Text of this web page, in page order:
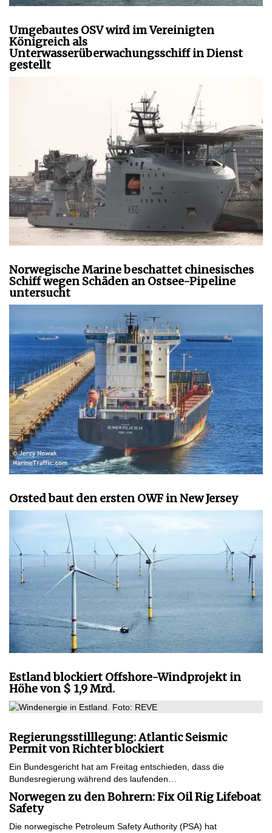
Umgebautes OSV wird im Vereinigten
Königreich als
Unterwasserüberwachungsschiff in Dienst
gestellt
Norwegische Marine beschattet chinesisches
Schiff wegen Schäden an Ostsee-Pipeline
untersucht
Orsted baut den ersten OWF in New Jersey
Estland blockiert Offshore-Windprojekt in
Höhe von $ 1,9 Mrd.
Regierungsstilllegung: Atlantic Seismic
Permit von Richter blockiert
Ein Bundesgericht hat am Freitag entschieden, dass die
Bundesregierung während des laufenden…
Norwegen zu den Bohrern: Fix Oil Rig Lifeboat
Safety
Die norwegische Petroleum Safety Authority (PSA) hat